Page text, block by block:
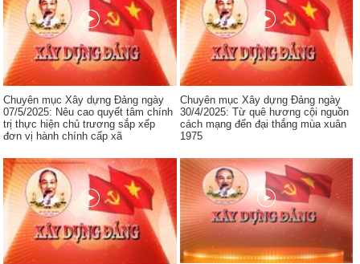
Chuyên mục Xây dựng Đảng ngày
07/5/2025: Nêu cao quyết tâm chính
trị thực hiện chủ trương sắp xếp
đơn vị hành chính cấp xã
Chuyên mục Xây dựng Đảng ngày
30/4/2025: Từ quê hương cội nguồn
cách mạng đến đại thắng mùa xuân
1975